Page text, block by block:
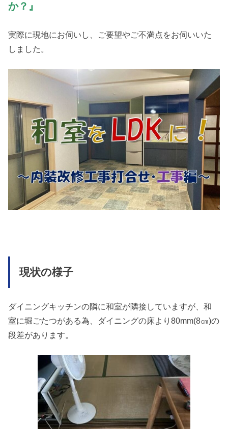
か？』
実際に現地にお伺いし、ご要望やご不満点をお伺いいた
しました。
現状の様子
ダイニングキッチンの隣に和室が隣接していますが、和
室に堀ごたつがある為、ダイニングの床より80mm(8㎝)の
段差があります。